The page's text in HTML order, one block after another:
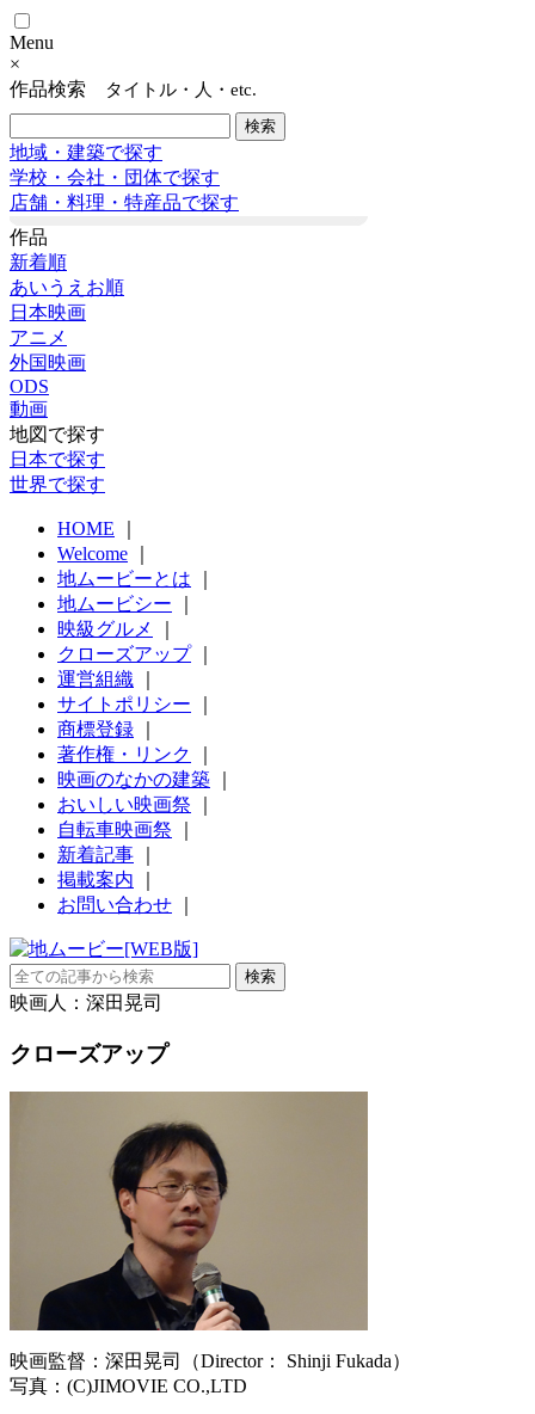
Menu
×
作品検索
タイトル・人・etc.
地域・建築で探す
学校・会社・団体で探す
店舗・料理・特産品で探す
作品
新着順
あいうえお順
日本映画
アニメ
外国映画
ODS
動画
地図で探す
日本で探す
世界で探す
HOME
Welcome
地ムービーとは
地ムービシー
映級グルメ
クローズアップ｜
運営組織
サイトポリシー
商標登録
著作権・リンク
映画のなかの建築
おいしい映画祭
自転車映画祭
新着記事
掲載案内
お問い合わせ
映画人：深田晃司
クローズアップ
映画監督：深田晃司（Director： Shinji Fukada）
写真：(C)JIMOVIE CO.,LTD